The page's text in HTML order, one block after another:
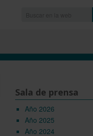
Sala de prensa
Año 2026
Año 2025
Año 2024